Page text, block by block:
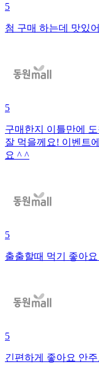
5
첨 구매 하는데 맛있
5
구매한지 이틀만에
잘 먹을께요! 이벤트
요 ^ ^
5
출출할때 먹기 좋아
5
긴편하게 좋아요 안